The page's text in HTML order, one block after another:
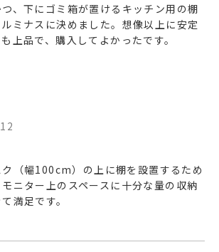
、下にゴミ箱が置けるキッチン用の棚
ミナスに決めました。想像以上に安定
上品で、購入してよかったです。
（幅100cm）の上に棚を設置するため
ニター上のスペースに十分な量の収納
満足です。